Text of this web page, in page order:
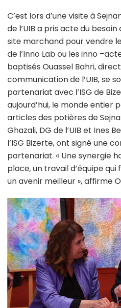
C’est lors d’une visite à
de l’UIB a pris acte du
site marchand pour vendre
de l’Inno Lab ou les inno
baptisés Ouassel Bahri,
communication de l’UIB, se
partenariat avec l’ISG de
aujourd’hui, le monde entier
articles des potières de
Ghazali, DG de l’UIB et Ines
l’ISG Bizerte, ont signé une
partenariat. « Une synergie
place, un travail d’équipe
un avenir meilleur », affirme